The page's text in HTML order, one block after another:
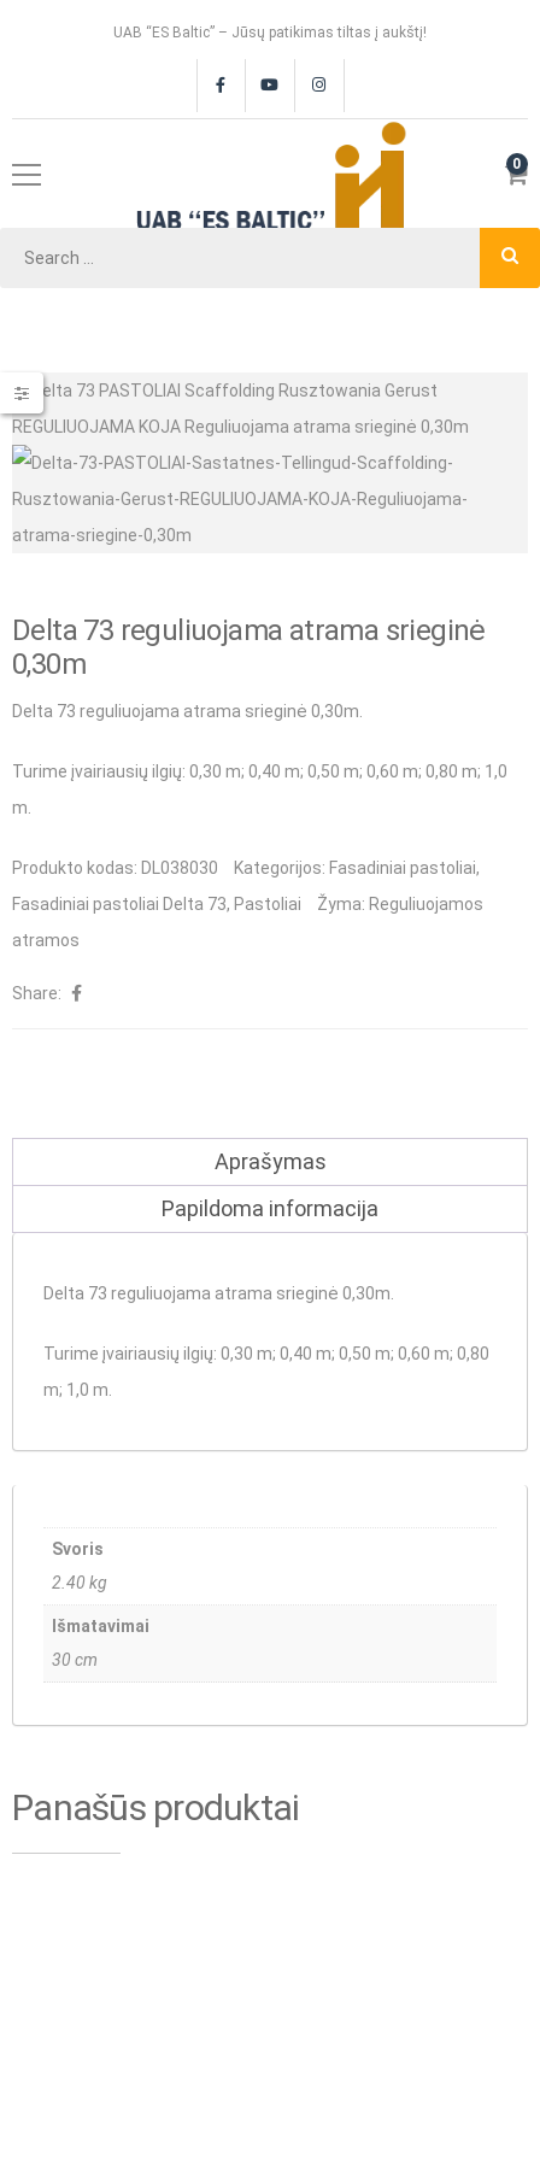
UAB “ES Baltic” – Jūsų patikimas tiltas į aukštį!
0
Delta 73 reguliuojama atrama srieginė
0,30m
Delta 73 reguliuojama atrama srieginė 0,30m.
Turime įvairiausių ilgių: 0,30 m; 0,40 m; 0,50 m; 0,60 m; 0,80 m; 1,0
m
Produkto kodas: DL038030 Kategorijos: Fasadiniai pastoliai,
Fasadiniai pastoliai Delta 73, Pastoliai Žyma: Reguliuojamos
atramos
Share:
Aprašymas
Papildoma informacija
Delta 73 reguliuojama atrama srieginė 0,30m.
Turime įvairiausių ilgių: 0,30 m; 0,40 m; 0,50 m; 0,60 m; 0,80
m; 1,0 m
Svoris
2.40 kg
Išmatavimai
30 cm
Panašūs produktai